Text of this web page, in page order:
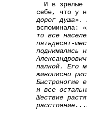
И в зрелые
себе, что у
дорог душа».
вспоминала:
то все
пятьдесят-
поднимались
палкой. Его
живописно
Быстроногие
и все
Шествие